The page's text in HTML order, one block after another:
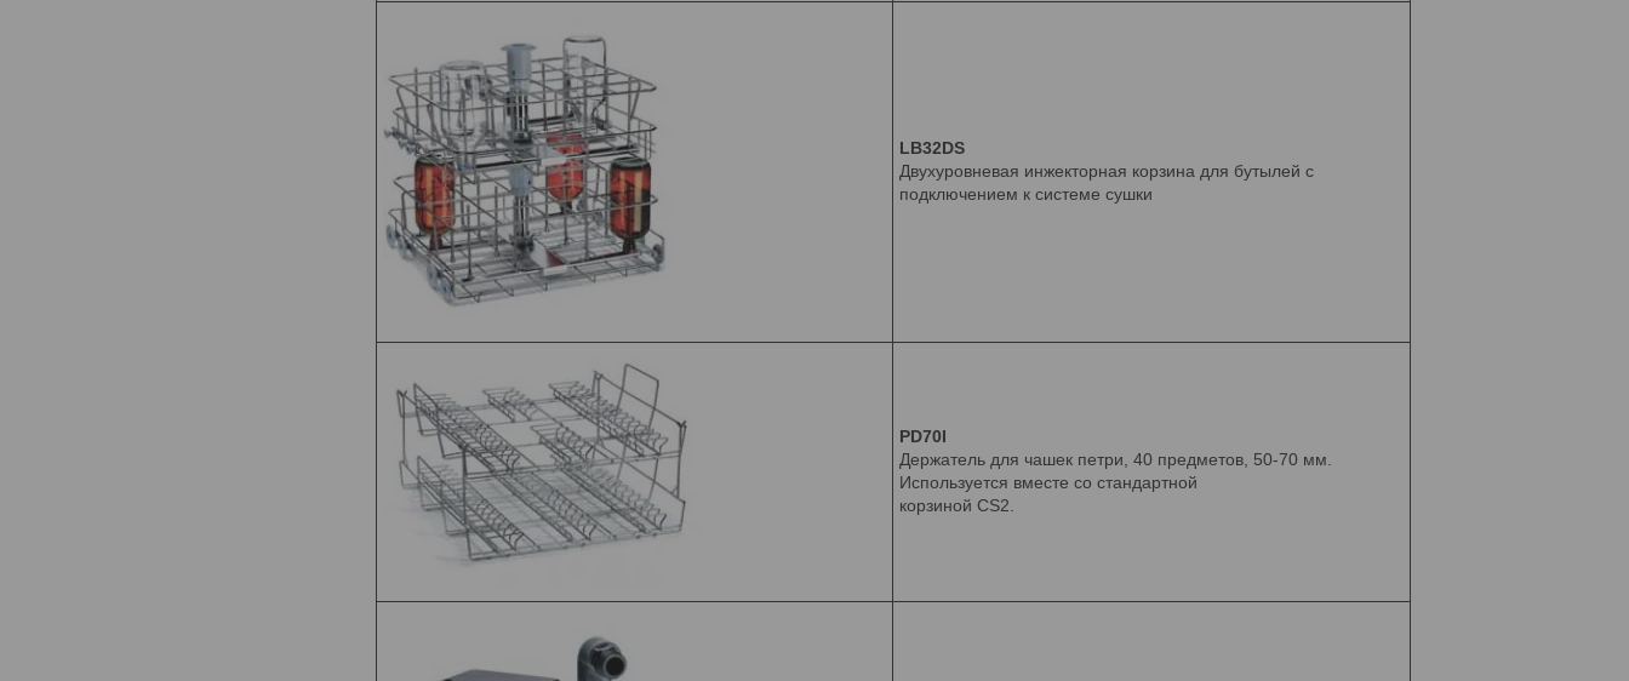
LB32DS
Двухуровневая инжекторная корзина для бутылей с
подключением к системе сушки
PD70I
Держатель для чашек петри, 40 предметов, 50-70 мм.
Используется вместе со стандартной
корзиной CS2.